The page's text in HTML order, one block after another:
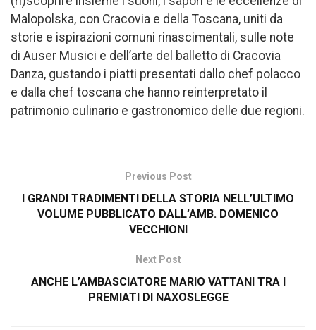
Malopolska, con Cracovia e della Toscana, uniti da
storie e ispirazioni comuni rinascimentali, sulle note
di Auser Musici e dell’arte del balletto di Cracovia
Danza, gustando i piatti presentati dallo chef polacco
e dalla chef toscana che hanno reinterpretato il
patrimonio culinario e gastronomico delle due regioni.
Previous Post
I GRANDI TRADIMENTI DELLA STORIA NELL’ULTIMO
VOLUME PUBBLICATO DALL’AMB. DOMENICO
VECCHIONI
Next Post
ANCHE L’AMBASCIATORE MARIO VATTANI TRA I
PREMIATI DI NAXOSLEGGE